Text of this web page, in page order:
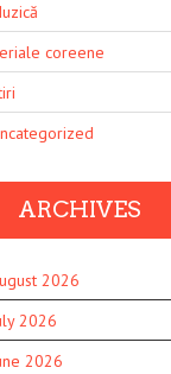
coreene
ARCHIVES
2026
2026
2026